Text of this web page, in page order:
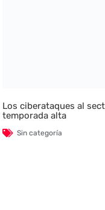
Los ciberataques al
temporada alta
Sin categoría